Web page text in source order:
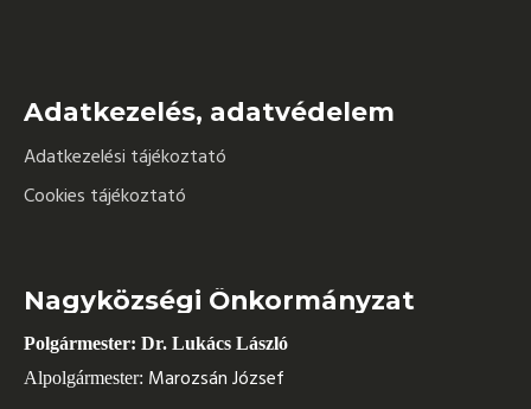
Adatkezelés, adatvédelem
Adatkezelési tájékoztató
Cookies tájékoztató
Nagyközségi Önkormányzat
Polgármester: Dr. Lukács László
Alpolgármester: Marozsán József